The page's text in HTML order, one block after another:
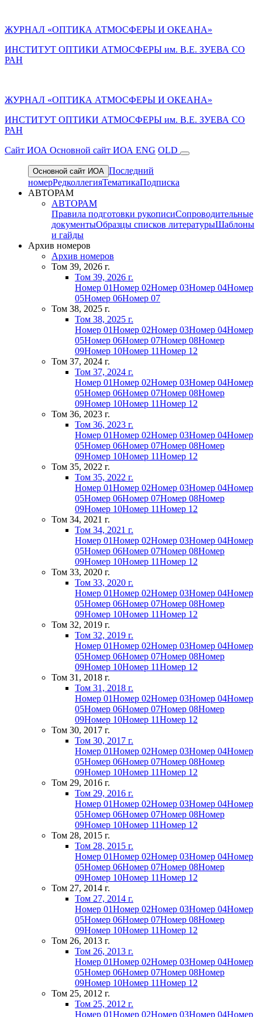
ЖУРНАЛ «ОПТИКА АТМОСФЕРЫ И ОКЕАНА»
ИНСТИТУТ ОПТИКИ АТМОСФЕРЫ им. В.Е. ЗУЕВА СО
РАН
ЖУРНАЛ «ОПТИКА АТМОСФЕРЫ И ОКЕАНА»
ИНСТИТУТ ОПТИКИ АТМОСФЕРЫ им. В.Е. ЗУЕВА СО
РАН
Cайт ИОА Основной сайт ИОА ENG OLD
Основной сайт ИОА Последний
номерРедколлегияТематикаПодписка
АВТОРАМ
АВТОРАМ
Правила подготовки рукописиСопроводительные
документыОбразцы списков литературыШаблоны
и гайды
Архив номеров
Архив номеров
Том 39, 2026 г.
Том 39, 2026 г.
Номер 01Номер 02Номер 03Номер 04Номер
05Номер 06Номер 07
Том 38, 2025 г.
Том 38, 2025 г.
Номер 01Номер 02Номер 03Номер 04Номер
05Номер 06Номер 07Номер 08Номер
09Номер 10Номер 11Номер 12
Том 37, 2024 г.
Том 37, 2024 г.
Номер 01Номер 02Номер 03Номер 04Номер
05Номер 06Номер 07Номер 08Номер
09Номер 10Номер 11Номер 12
Том 36, 2023 г.
Том 36, 2023 г.
Номер 01Номер 02Номер 03Номер 04Номер
05Номер 06Номер 07Номер 08Номер
09Номер 10Номер 11Номер 12
Том 35, 2022 г.
Том 35, 2022 г.
Номер 01Номер 02Номер 03Номер 04Номер
05Номер 06Номер 07Номер 08Номер
09Номер 10Номер 11Номер 12
Том 34, 2021 г.
Том 34, 2021 г.
Номер 01Номер 02Номер 03Номер 04Номер
05Номер 06Номер 07Номер 08Номер
09Номер 10Номер 11Номер 12
Том 33, 2020 г.
Том 33, 2020 г.
Номер 01Номер 02Номер 03Номер 04Номер
05Номер 06Номер 07Номер 08Номер
09Номер 10Номер 11Номер 12
Том 32, 2019 г.
Том 32, 2019 г.
Номер 01Номер 02Номер 03Номер 04Номер
05Номер 06Номер 07Номер 08Номер
09Номер 10Номер 11Номер 12
Том 31, 2018 г.
Том 31, 2018 г.
Номер 01Номер 02Номер 03Номер 04Номер
05Номер 06Номер 07Номер 08Номер
09Номер 10Номер 11Номер 12
Том 30, 2017 г.
Том 30, 2017 г.
Номер 01Номер 02Номер 03Номер 04Номер
05Номер 06Номер 07Номер 08Номер
09Номер 10Номер 11Номер 12
Том 29, 2016 г.
Том 29, 2016 г.
Номер 01Номер 02Номер 03Номер 04Номер
05Номер 06Номер 07Номер 08Номер
09Номер 10Номер 11Номер 12
Том 28, 2015 г.
Том 28, 2015 г.
Номер 01Номер 02Номер 03Номер 04Номер
05Номер 06Номер 07Номер 08Номер
09Номер 10Номер 11Номер 12
Том 27, 2014 г.
Том 27, 2014 г.
Номер 01Номер 02Номер 03Номер 04Номер
05Номер 06Номер 07Номер 08Номер
09Номер 10Номер 11Номер 12
Том 26, 2013 г.
Том 26, 2013 г.
Номер 01Номер 02Номер 03Номер 04Номер
05Номер 06Номер 07Номер 08Номер
09Номер 10Номер 11Номер 12
Том 25, 2012 г.
Том 25, 2012 г.
Номер 01Номер 02Номер 03Номер 04Номер